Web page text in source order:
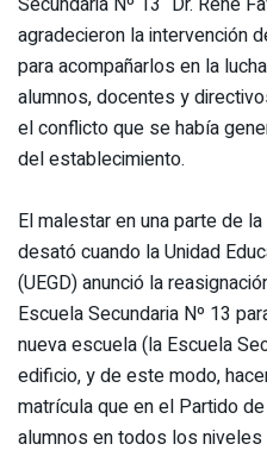
agradecieron la intervención
para acompañarlos en la
alumnos, docentes y
el conflicto que se había
del establecimiento.
El malestar en una parte de
desató cuando la Unidad
(UEGD) anunció la
Escuela Secundaria Nº 13
nueva escuela (la Escuela
edificio, y de este modo,
matrícula que en el Partido
alumnos en todos los niveles